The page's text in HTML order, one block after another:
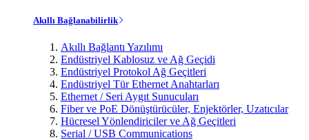
Akıllı Bağlanabilirlik
Akıllı Bağlantı Yazılımı
Endüstriyel Kablosuz ve Ağ Geçidi
Endüstriyel Protokol Ağ Geçitleri
Endüstriyel Tür Ethernet Anahtarları
Ethernet / Seri Aygıt Sunucuları
Fiber ve PoE Dönüştürücüler, Enjektörler, Uzatıcılar
Hücresel Yönlendiriciler ve Ağ Geçitleri
Serial / USB Communications